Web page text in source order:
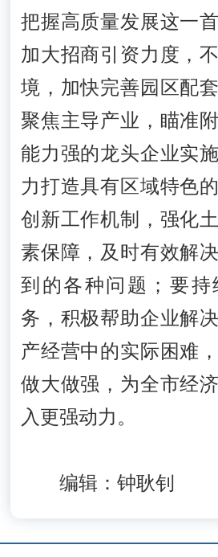
把握高质量发展这一
加大招商引资力度，
境，加快完善园区配
聚焦主导产业，瞄准
能力强的龙头企业实
力打造具有区域特色
创新工作机制，强化
素保障，及时有效解
到的各种问题；要持
务，积极帮助企业解
产经营中的实际困难
做大做强，为全市经
入更强动力。
编辑：钟耿钊